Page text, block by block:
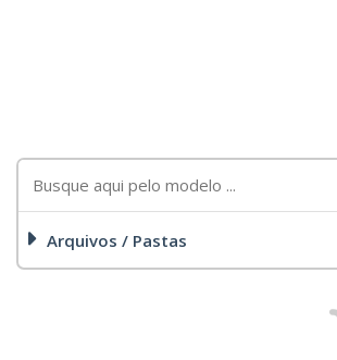
Arquivos / Pastas